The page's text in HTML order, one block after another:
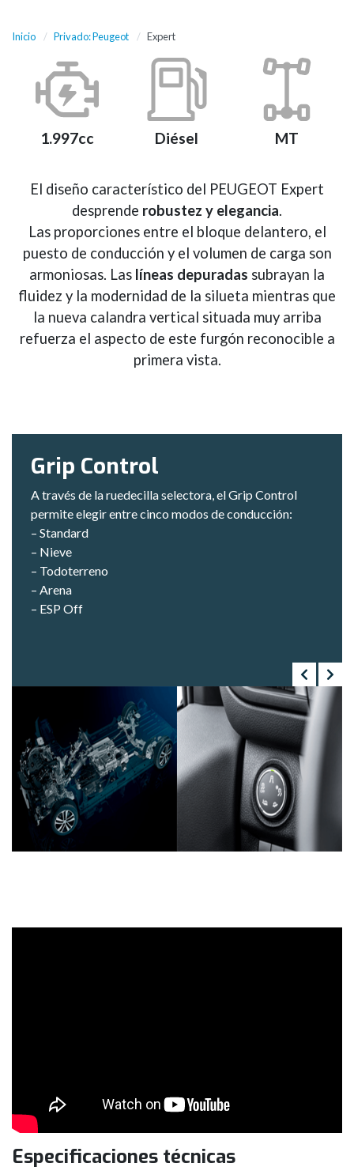
Inicio Privado: Peugeot Expert
1.997cc Diésel MT
El diseño característico del PEUGEOT Expert
desprende robustez y elegancia.
Las proporciones entre el bloque delantero, el
puesto de conducción y el volumen de carga son
armoniosas. Las líneas depuradas subrayan la
fluidez y la modernidad de la silueta mientras que
la nueva calandra vertical situada muy arriba
refuerza el aspecto de este furgón reconocible a
primera vista.
Grip Control
A través de la ruedecilla selectora, el Grip Control
permite elegir entre cinco modos de conducción:
– Standard
– Nieve
– Todoterreno
– Arena
– ESP Off
Especificaciones técnicas